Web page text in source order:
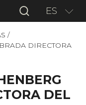
ES
/
DIRECTORA
DEL